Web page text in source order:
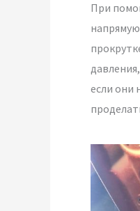
При
если они